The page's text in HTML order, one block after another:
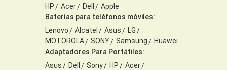
HP
Acer Dell
Apple
Baterías para teléfonos móviles:
Lenovo
Alcatel Asus
LG
MOTOROLA
SONY Samsung
Huawei
Adaptadores Para Portátiles:
Asus
Dell Sony HP
Acer